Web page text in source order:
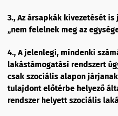
3., Az ársapkák kivezetését
„nem felelnek meg az
4., A jelenlegi, mindenki
lakástámogatási rendszert
csak szociális alapon
tulajdont előtérbe helyező
rendszer helyett szociális